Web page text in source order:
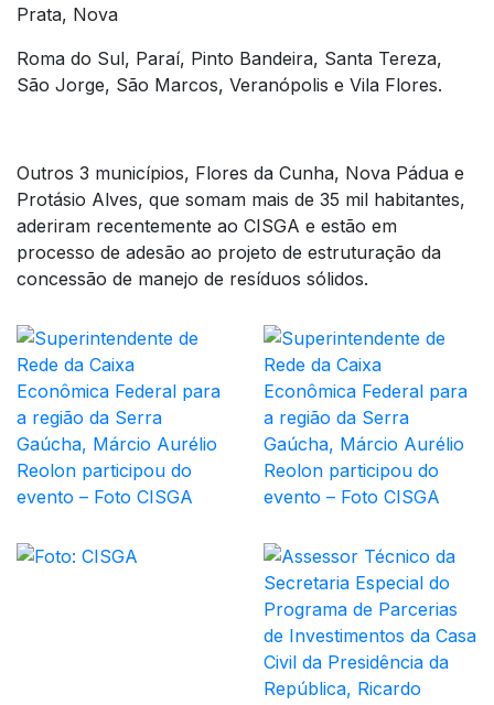
Prata, Nova
Roma do Sul, Paraí, Pinto Bandeira, Santa Tereza,
São Jorge, São Marcos, Veranópolis e Vila Flores.
Outros 3 municípios, Flores da Cunha, Nova Pádua e
Protásio Alves, que somam mais de 35 mil habitantes,
aderiram recentemente ao CISGA e estão em
processo de adesão ao projeto de estruturação da
concessão de manejo de resíduos sólidos.